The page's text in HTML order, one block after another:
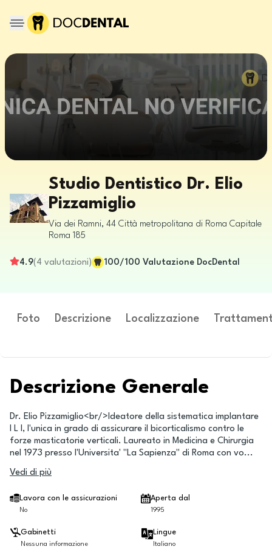
Studio Dentistico Dr. Elio
Pizzamiglio
Via dei Ramni, 44 Città metropolitana di Roma Capitale
Roma 185
4.9( 4 valutazioni) 100/100 Valutazione DocDental
Foto Descrizione Localizzazione
Descrizione Generale
Dr. Elio Pizzamiglio<br/>Ideatore della sistematica implantare
I L I, l'unica in grado di assicurare il bicorticalismo contro le
forze masticatorie verticali. Laureato in Medicina e Chirurgia
nel 1973 presso l'Universita' "La Sapienza" di Roma con vo...
Vedi di più
Lavora con le assicurazioni
No
Aperta dal
1995
Gabinetti
Nessuna informazione
Lingue
Italiano